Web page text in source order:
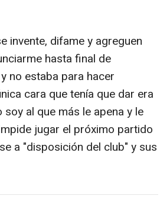
invente, difame y agreguen
hasta final de
no estaba para hacer
cara que tenía que dar era
al que más le apena y le
jugar el próximo partido
a "disposición del club" y sus